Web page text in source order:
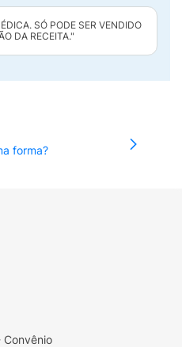
SÓ PODE SER VENDIDO
DA RECEITA."
forma?
Convênio